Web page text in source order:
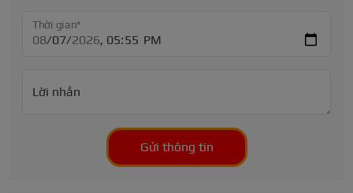
Thời gian*
Lời nhắn
Gửi thông tin